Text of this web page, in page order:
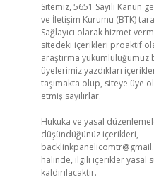
Sitemiz, 5651 Sayılı Kanun
ve İletişim Kurumu (BTK)
Sağlayıcı olarak hizmet
sitedeki içerikleri proaktif
araştırma yükümlülüğümüz
üyelerimiz yazdıkları
taşımakta olup, siteye üye
etmiş sayılırlar.
Hukuka ve yasal
düşündüğünüz içerikleri,
halinde, ilgili içerikler yasal
kaldırılacaktır.